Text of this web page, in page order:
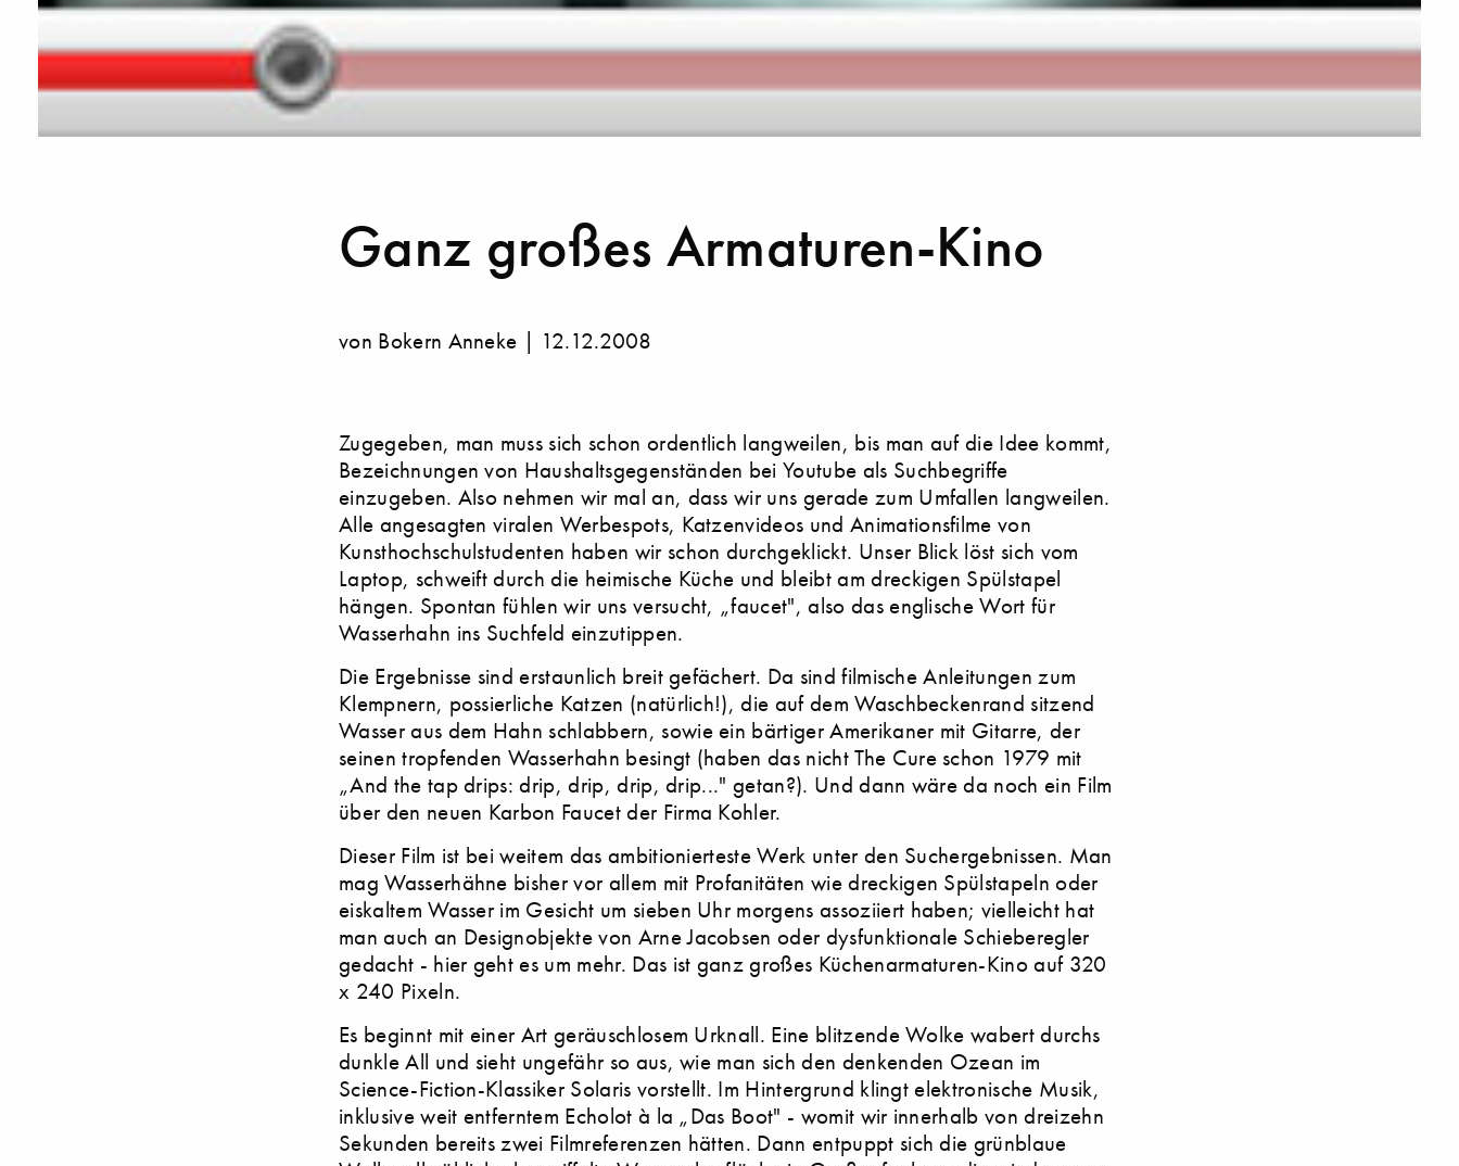
Ganz großes Armaturen-Kino
von Bokern Anneke | 12.12.2008
Zugegeben, man muss sich schon ordentlich langweilen, bis man auf die Idee kommt,
Bezeichnungen von Haushaltsgegenständen bei Youtube als Suchbegriffe
einzugeben. Also nehmen wir mal an, dass wir uns gerade zum Umfallen langweilen.
Alle angesagten viralen Werbespots, Katzenvideos und Animationsfilme von
Kunsthochschulstudenten haben wir schon durchgeklickt. Unser Blick löst sich vom
Laptop, schweift durch die heimische Küche und bleibt am dreckigen Spülstapel
hängen. Spontan fühlen wir uns versucht, „faucet", also das englische Wort für
Wasserhahn ins Suchfeld einzutippen.
Die Ergebnisse sind erstaunlich breit gefächert. Da sind filmische Anleitungen zum
Klempnern, possierliche Katzen (natürlich!), die auf dem Waschbeckenrand sitzend
Wasser aus dem Hahn schlabbern, sowie ein bärtiger Amerikaner mit Gitarre, der
seinen tropfenden Wasserhahn besingt (haben das nicht The Cure schon 1979 mit
„And the tap drips: drip, drip, drip, drip..." getan?). Und dann wäre da noch ein Film
über den neuen Karbon Faucet der Firma Kohler.
Dieser Film ist bei weitem das ambitionierteste Werk unter den Suchergebnissen. Man
mag Wasserhähne bisher vor allem mit Profanitäten wie dreckigen Spülstapeln oder
eiskaltem Wasser im Gesicht um sieben Uhr morgens assoziiert haben; vielleicht hat
man auch an Designobjekte von Arne Jacobsen oder dysfunktionale Schieberegler
gedacht - hier geht es um mehr. Das ist ganz großes Küchenarmaturen-Kino auf 320
x 240 Pixeln.
Es beginnt mit einer Art geräuschlosem Urknall. Eine blitzende Wolke wabert durchs
dunkle All und sieht ungefähr so aus, wie man sich den denkenden Ozean im
Science-Fiction-Klassiker Solaris vorstellt. Im Hintergrund klingt elektronische Musik,
inklusive weit entferntem Echolot à la „Das Boot" - womit wir innerhalb von dreizehn
Sekunden bereits zwei Filmreferenzen hätten. Dann entpuppt sich die grünblaue